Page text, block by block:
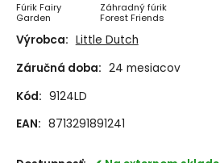
Fúrik Fairy
Garden
Záhradný fúrik
Forest Friends
Výrobca: Little Dutch
Záručná doba: 24 mesiacov
Kód: 9124LD
EAN: 8713291891241